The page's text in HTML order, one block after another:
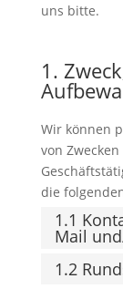
uns bitte.
1.
Wir können
von
die
1.1
Mail
1.2